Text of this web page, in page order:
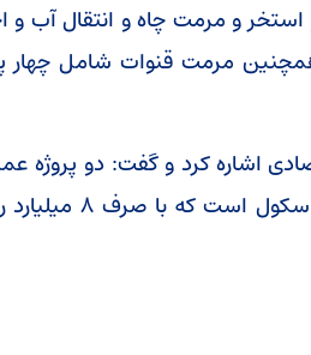
و مرمت چاه و انتقال آب و
اشاره کرد و گفت: دو پروژه
روستایی استان سمنان نیز